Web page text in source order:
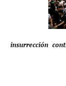
insurrección